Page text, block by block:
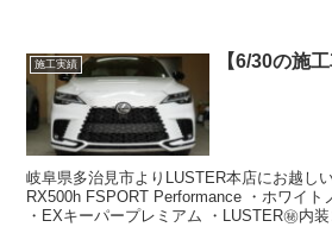
施工実績 【6/30の施工
岐阜県多治見市よりLUSTER本店にお越し
RX500h FSPORT Performance ・ホワイト
・EXキーパープレミアム ・LUSTER㊙️内装